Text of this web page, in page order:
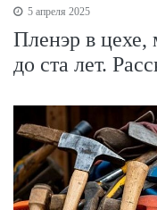
5 апреля 2025
Пленэр в цехе,
до ста лет.